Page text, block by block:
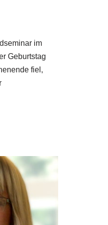
im
Geburtstag
fiel,